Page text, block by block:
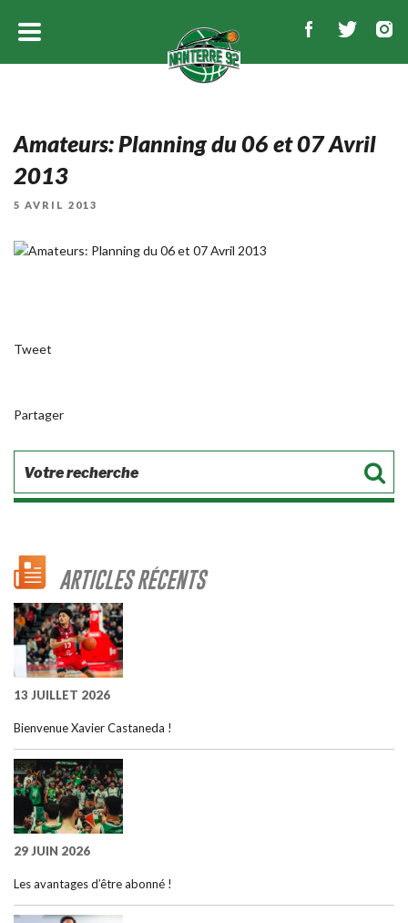
Amateurs: Planning du 06 et 07 Avril
2013
PUBLIÉ
5 AVRIL 2013
Tweet
Partager
ARTICLES RÉCENTS
13 JUILLET 2026
Bienvenue Xavier Castaneda !
29 JUIN 2026
Les avantages d’être abonné !